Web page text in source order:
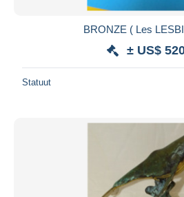
BRONZE ( Les
± US$
Statuut